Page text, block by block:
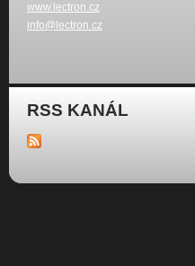
www.lectron.cz
info@lectron.cz
RSS KANÁL